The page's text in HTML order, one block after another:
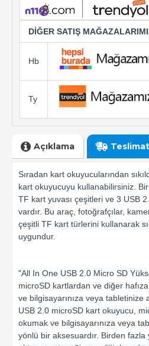
DİĞER SATIŞ
Hb
Ty
Açıklama
Sıradan kart okuyucularından
kart okuyucuyu kullanabilirsiniz.
TF kart yuvası çeşitleri ve 3 USB
vardır. Bu araç, fotoğrafçılar,
çeşitli TF kart türlerini kullanarak
uygundur.
"All In One USB 2.0 Micro SD
microSD kartlardan ve diğer
ve bilgisayarınıza veya tabletinize
USB 2.0 microSD kart okuyucu,
okumak ve bilgisayarınıza veya
yönlü bir aksesuardır. Birden fazla